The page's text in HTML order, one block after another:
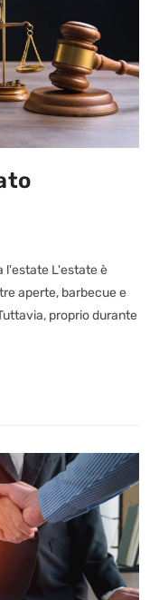
l'estate L'estate è
aperte, barbecue e
proprio durante